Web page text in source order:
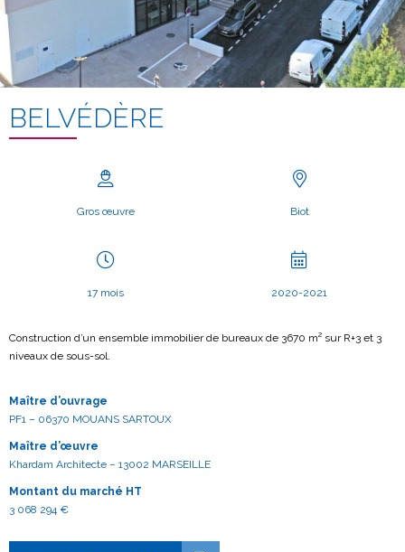
BELVÉDÈRE
Gros œuvre
17 mois 2020-2021
Biot
Construction d’un ensemble immobilier de bureaux de 3670 m² sur R+3 et 3
niveaux de sous-sol.
Maître d’ouvrage
PF1 – 06370 MOUANS SARTOUX
Maître d’œuvre
Khardam Architecte – 13002 MARSEILLE
Montant du marché HT
3 068 294 €